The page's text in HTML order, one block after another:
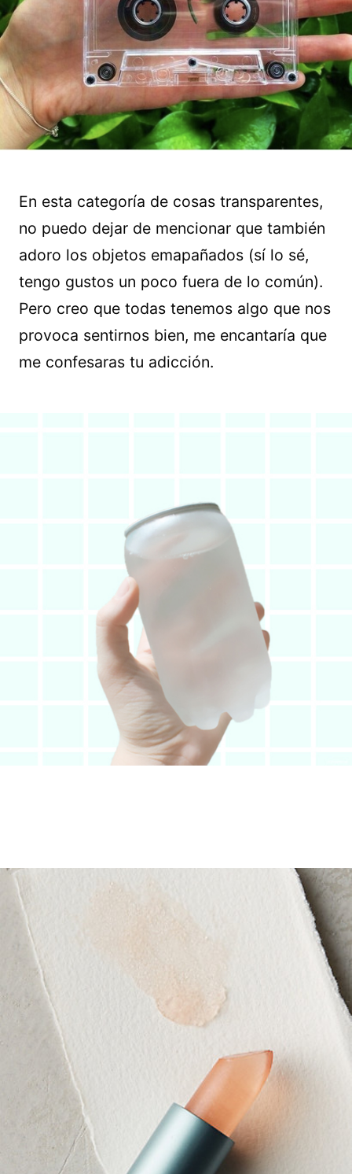
En esta categoría de cosas transparentes,
no puedo dejar de mencionar que también
adoro los objetos emapañados (sí lo sé,
tengo gustos un poco fuera de lo común).
Pero creo que todas tenemos algo que nos
provoca sentirnos bien, me encantaría que
me confesaras tu adicción.